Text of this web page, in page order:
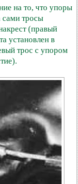
на то, что упоры
сами тросы
(правый
установлен в
трос с упором